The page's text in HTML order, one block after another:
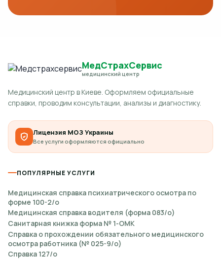
МедСтрахСервис
медицинский центр
Медицинский центр в Киеве. Оформляем официальные
справки, проводим консультации, анализы и диагностику.
Лицензия МОЗ Украины
Все услуги оформляются официально
ПОПУЛЯРНЫЕ УСЛУГИ
Медицинская справка психиатрического осмотра по
форме 100-2/о
Медицинская справка водителя (форма 083/о)
Санитарная книжка форма № 1-ОМК
Справка о прохождении обязательного медицинского
осмотра работника (№ 025-9/о)
Справка 127/о